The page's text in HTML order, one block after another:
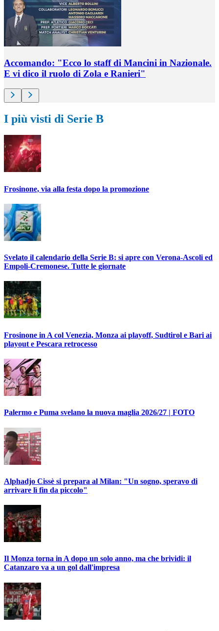
Accomando: "Ecco lo staff di Mancini in Nazionale.
E vi dico il ruolo di Zola e Ranieri"
I più visti di Serie B
Frosinone, via alla festa dopo la promozione
Svelato il calendario della Serie B: si apre con Verona-Ascoli ed
Empoli-Cremonese. Tutte le giornate
Frosinone in A col Venezia, Monza ai playoff, Sudtirol e Bari ai
playout e Pescara retrocesso
Palermo e Puma svelano la nuova maglia 2026/27 | FOTO
Alphadjo Cissè si prepara al Milan: "Un sogno, speravo di
arrivare lì fin da piccolo"
Il Monza torna in A dopo un solo anno, ma che brividi: il
Catanzaro va a un gol dall'impresa